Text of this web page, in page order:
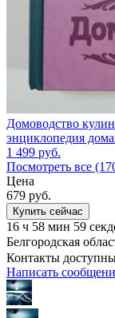
Домоводство
энциклопедия
1 499 руб.
Посмотреть все
Цена
679 руб.
Купить сейчас
16 ч 58 мин 59 сек
Белгородская
Контакты
Написать